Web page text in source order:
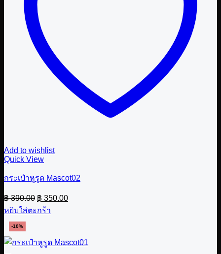
Add to wishlist
Quick View
กระเป๋าหูรูด Mascot02
฿390.00 Original
price
was:
฿ 350.00Current
price
หยิบใส่ตะกร้า
-10%